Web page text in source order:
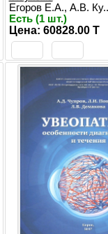
Егоров Е.А., А.В.
Есть (1 шт.)
Цена: 60828.00 T